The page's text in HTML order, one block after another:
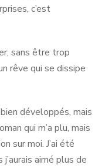
c’est
sans être trop
rêve qui se dissipe
développés, mais
qui m’a plu, mais
sur moi. J’ai été
aimé plus de